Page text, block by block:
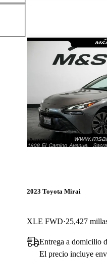
¡Nuevo!
2023 Toyota Mirai
XLE FWD 25,427
Entrega a domicilio
El precio incluye